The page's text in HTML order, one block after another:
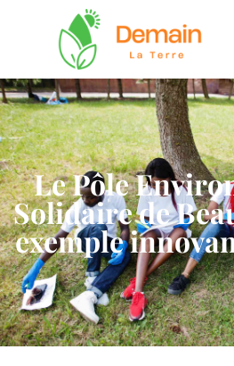
Le Pôle
Solidaire de
exemple